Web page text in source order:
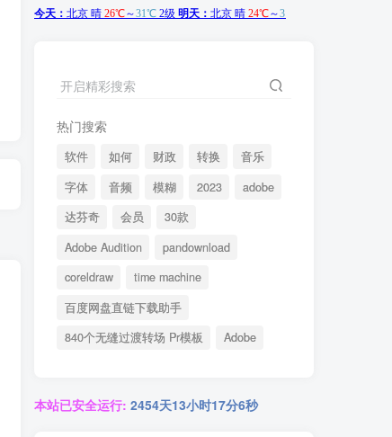
开启精彩搜索
热门搜索
软件 如何 财政 转换
音乐
字体
音频 模糊 2023
adobe
达芬奇
会员
30款
Adobe Audition
pandownload
coreldraw
time machine
百度网盘直链下载助手
840个无缝过渡转场 Pr模板
Adobe
本站已安全运行: 2454天13小时17分6秒